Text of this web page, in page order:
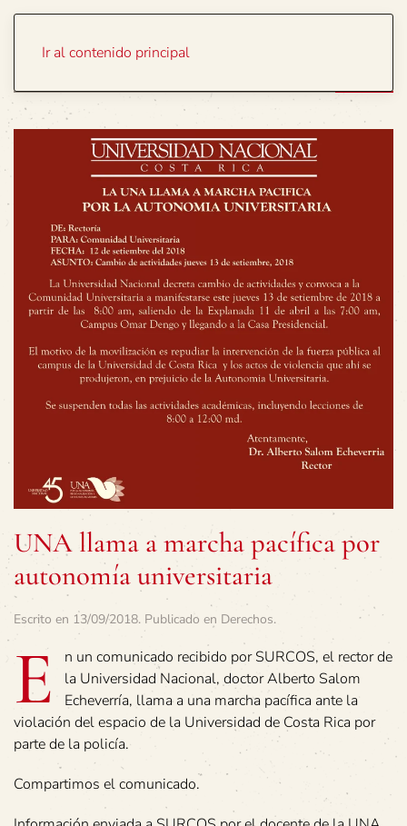
Ir al contenido principal
UNA llama a marcha pacífica por
autonomía universitaria
Escrito en 13/09/2018. Publicado en Derechos.
E
n un comunicado recibido por SURCOS, el rector de
la Universidad Nacional, doctor Alberto Salom
Echeverría, llama a una marcha pacífica ante la
violación del espacio de la Universidad de Costa Rica por
parte de la policía.
Compartimos el comunicado.